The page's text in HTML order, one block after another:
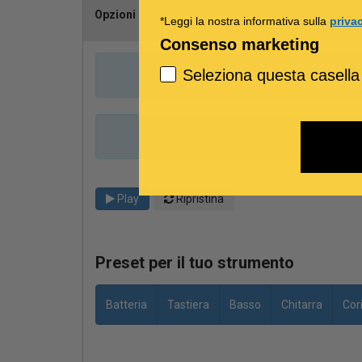
Opzioni Scegli il
Play Ripristina
Preset per il tuo strumento
Batteria Tastiera Basso Chitarra
Cori
*Leggi la nostra informativa sulla
Consenso marketing
Seleziona questa